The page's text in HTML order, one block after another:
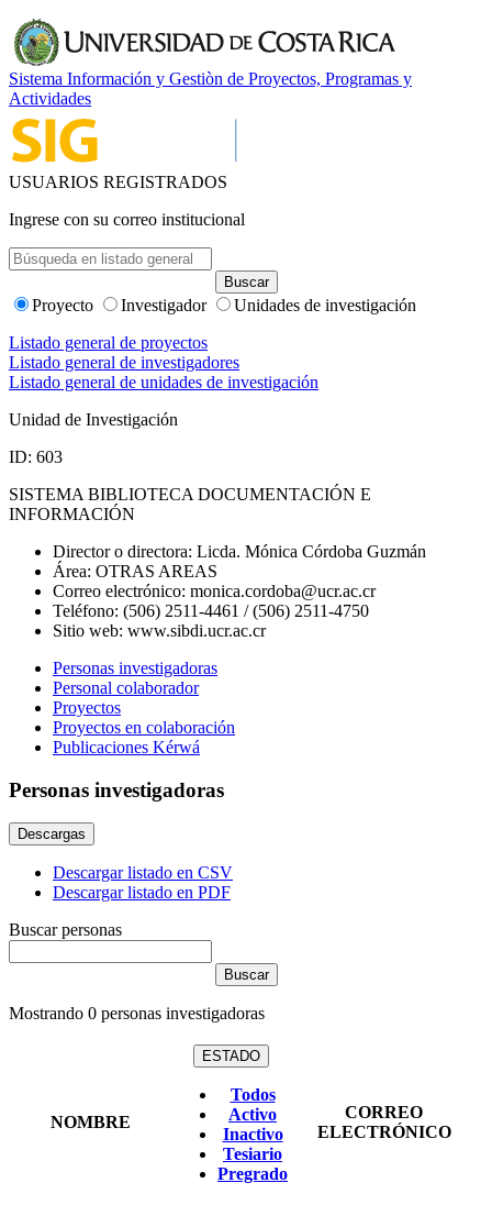
Sistema Información y Gestiòn de Proyectos, Programas y
Actividades
USUARIOS REGISTRADOS
Ingrese con su correo institucional
Proyecto Investigador
Unidades de investigación
Listado general de proyectos
Listado general de investigadores
Listado general de unidades de investigación
Unidad de Investigación
ID: 603
SISTEMA BIBLIOTECA DOCUMENTACIÓN E
INFORMACIÓN
Director o directora: Licda. Mónica Córdoba Guzmán
Área: OTRAS AREAS
Correo electrónico: monica.cordoba@ucr.ac.cr
Teléfono: (506) 2511-4461 / (506) 2511-4750
Sitio web: www.sibdi.ucr.ac.cr
Personas investigadoras
Personal colaborador
Proyectos
Proyectos en colaboración
Publicaciones Kérwá
Personas investigadoras
Descargas
Descargar listado en CSV
Descargar listado en PDF
Buscar personas
Mostrando 0 personas investigadoras
NOMBRE
ESTADO
Todos
Activo
Inactivo
Tesiario
Pregrado
CORREO
ELECTRÓNICO